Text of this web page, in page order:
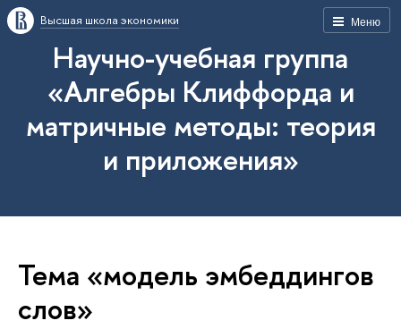
Меню
Высшая школа экономики
Научно-учебная группа
«Алгебры Клиффорда и
матричные методы: теория
и приложения»
Тема «модель эмбеддингов
слов»